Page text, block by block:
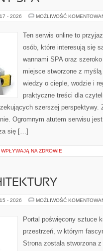
- 2026 MOŻLIWOŚĆ
Ten serwis online to
osób, które interesują się
wannami SPA oraz
miejsce stworzone z
wiedzy o cieple, wodzie i
praktyczne treści dla
szerszej perspektywy.
Ogromnym atutem serwisu
się […]
NA ZDROWIE
- 2026 MOŻLIWOŚĆ
Portal poświęcony sztuce
przestrzeń, w którym
Strona została stworzona